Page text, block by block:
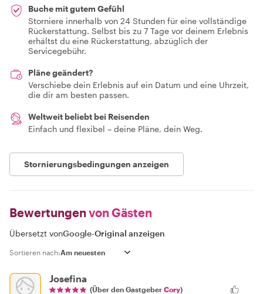
Buche mit gutem Gefühl
Storniere innerhalb von 24 Stunden für eine vollständige
Rückerstattung. Selbst bis zu 7 Tage vor deinem Erlebnis
erhältst du eine Rückerstattung, abzüglich der
Servicegebühr.
Pläne geändert?
Verschiebe dein Erlebnis auf ein Datum und eine Uhrzeit,
die dir am besten passen.
Weltweit beliebt bei Reisenden
Einfach und flexibel – deine Pläne, dein Weg.
Stornierungsbedingungen anzeigen
Bewertungen von Gästen
Übersetzt vonGoogle-Original anzeigen
Sortieren nach:
Josefina
(Über den Gastgeber Cory)